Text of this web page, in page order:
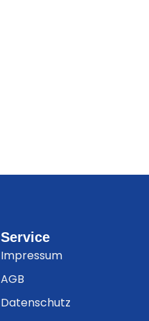
Service
Impressum
AGB
Datenschutz